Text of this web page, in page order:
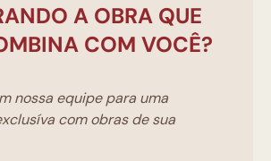
A OBRA QUE
COM VOCÊ?
nossa equipe para uma
com obras de sua